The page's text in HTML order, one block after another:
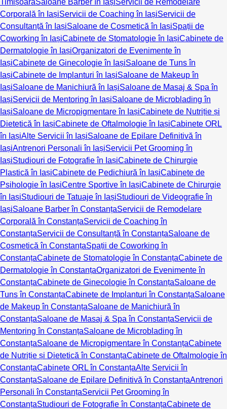
TimișoaraSaloane Barber în IașiServicii de Remodelare
Corporală în IașiServicii de Coaching în IașiServicii de
Consultanță în IașiSaloane de Cosmetică în IașiSpații de
Coworking în IașiCabinete de Stomatologie în IașiCabinete de
Dermatologie în IașiOrganizatori de Evenimente în
IașiCabinete de Ginecologie în IașiSaloane de Tuns în
IașiCabinete de Implanturi în IașiSaloane de Makeup în
IașiSaloane de Manichiură în IașiSaloane de Masaj & Spa în
IașiServicii de Mentoring în IașiSaloane de Microblading în
IașiSaloane de Micropigmentare în IașiCabinete de Nutriție și
Dietetică în IașiCabinete de Oftalmologie în IașiCabinete ORL
în IașiAlte Servicii în IașiSaloane de Epilare Definitivă în
IașiAntrenori Personali în IașiServicii Pet Grooming în
IașiStudiouri de Fotografie în IașiCabinete de Chirurgie
Plastică în IașiCabinete de Pedichiură în IașiCabinete de
Psihologie în IașiCentre Sportive în IașiCabinete de Chirurgie
în IașiStudiouri de Tatuaje în IașiStudiouri de Videografie în
IașiSaloane Barber în ConstanțaServicii de Remodelare
Corporală în ConstanțaServicii de Coaching în
ConstanțaServicii de Consultanță în ConstanțaSaloane de
Cosmetică în ConstanțaSpații de Coworking în
ConstanțaCabinete de Stomatologie în ConstanțaCabinete de
Dermatologie în ConstanțaOrganizatori de Evenimente în
ConstanțaCabinete de Ginecologie în ConstanțaSaloane de
Tuns în ConstanțaCabinete de Implanturi în ConstanțaSaloane
de Makeup în ConstanțaSaloane de Manichiură în
ConstanțaSaloane de Masaj & Spa în ConstanțaServicii de
Mentoring în ConstanțaSaloane de Microblading în
ConstanțaSaloane de Micropigmentare în ConstanțaCabinete
de Nutriție și Dietetică în ConstanțaCabinete de Oftalmologie în
ConstanțaCabinete ORL în ConstanțaAlte Servicii în
ConstanțaSaloane de Epilare Definitivă în ConstanțaAntrenori
Personali în ConstanțaServicii Pet Grooming în
ConstanțaStudiouri de Fotografie în ConstanțaCabinete de